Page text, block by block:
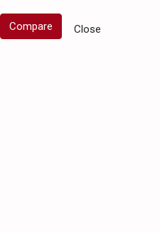
Compare Close